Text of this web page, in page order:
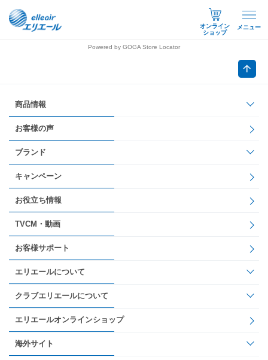
オンライン
ショップ
メニュー
Powered by GOGA Store Locator
商品情報
お客様の声
ブランド
キャンペーン
お役立ち情報
TVCM・動画
お客様サポート
エリエールについて
クラブエリエールについて
エリエールオンラインショップ
海外サイト